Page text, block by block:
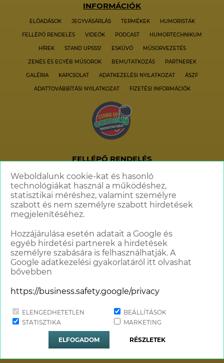
Weboldalunk cookie-kat és hasonló
technológiákat használ a működéshez,
statisztikai méréshez, valamint személyre
szabott és nem személyre szabott hirdetések
megjelenítéséhez.
Hozzájárulása esetén adatait a Google és
egyéb hirdetési partnerek a hirdetések
személyre szabására is felhasználhatják. A
Google adatkezelési gyakorlatáról itt olvashat
bővebben
https://business.safety.google/privacy
ELENGEDHETETLEN
BEÁLLÍTÁSOK
STATISZTIKA
MARKETING
ELFOGADOM RÉSZLETEK
INFORMÁCIÓK
ELŐADÁSOK JEGYVÁSÁRLÁS TERMÉKEK HUMORISTÁK
FELLÉPŐ RENDELÉS VIDEÓK PODCAST HUMORTECHNIKUM
HÍREK STAND UPSSS! ESKÜVŐ MŰSORVEZETÉS
ZENÉS ÉS EGYÉB MŰSOROK BEMUTATKOZÁS PARTNEREK
GALÉRIA KAPCSOLAT ADATKEZELÉSI NYILATKOZAT ÁSZF
ADATTOVÁBBÍTÁSI NYILATKOZAT FIZETÉSI INFORMÁCIÓK
FELLÉPŐ RENDELÉS
+36 70 621 6606
info@standupcomedy.hu
Minden jog fenntartva © 2018 - 2026
Website & Design by
TGweb.hu